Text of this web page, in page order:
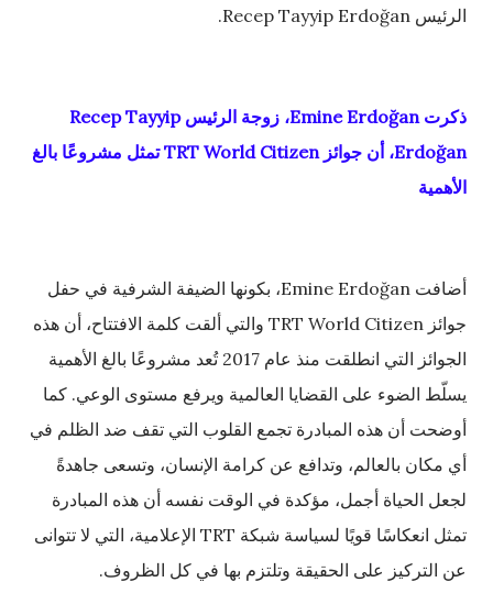
الرئيس Recep Tayyip Erdoğan.
ذكرت Emine Erdoğan، زوجة الرئيس Recep Tayyip
Erdoğan، أن جوائز TRT World Citizen تمثل مشروعًا بالغ
الأهمية
أضافت Emine Erdoğan، بكونها الضيفة الشرفية في حفل
جوائز TRT World Citizen والتي ألقت كلمة الافتتاح، أن هذه
الجوائز التي انطلقت منذ عام 2017 تُعد مشروعًا بالغ الأهمية
يسلّط الضوء على القضايا العالمية ويرفع مستوى الوعي. كما
أوضحت أن هذه المبادرة تجمع القلوب التي تقف ضد الظلم في
أي مكان بالعالم، وتدافع عن كرامة الإنسان، وتسعى جاهدةً
لجعل الحياة أجمل، مؤكدة في الوقت نفسه أن هذه المبادرة
تمثل انعكاسًا قويًا لسياسة شبكة TRT الإعلامية، التي لا تتوانى
عن التركيز على الحقيقة وتلتزم بها في كل الظروف.